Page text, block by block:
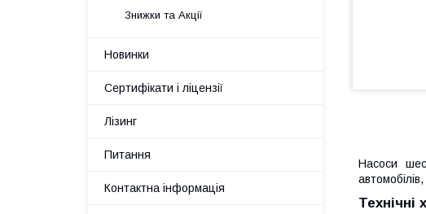
Насоси
Знижки та Акції
Новинки
Сертифікати і ліцензії
Лізинг
Питання
Контактна інформація